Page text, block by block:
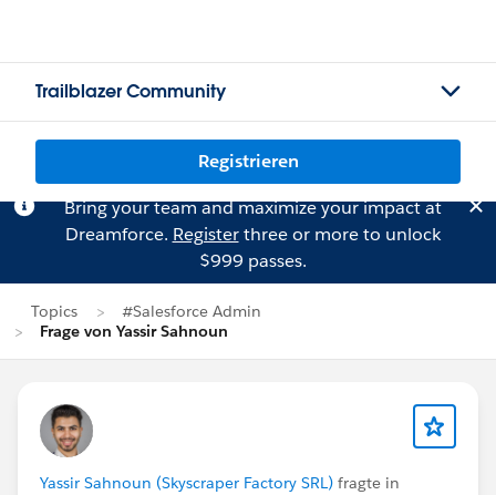
Trailblazer Community
Registrieren
Bring your team and maximize your impact at
Dreamforce. Registerthree or more to unlock
$999 passes.
Topics
#Salesforce Admin
Frage von Yassir Sahnoun
Yassir Sahnoun (Skyscraper Factory SRL) fragte in